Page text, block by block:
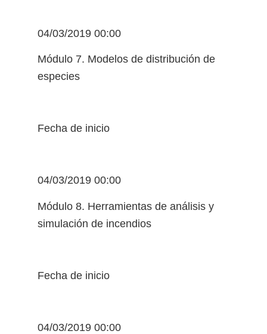
04/03/2019 00:00
Módulo 7. Modelos de distribución de
especies
Fecha de inicio
04/03/2019 00:00
Módulo 8. Herramientas de análisis y
simulación de incendios
Fecha de inicio
04/03/2019 00:00